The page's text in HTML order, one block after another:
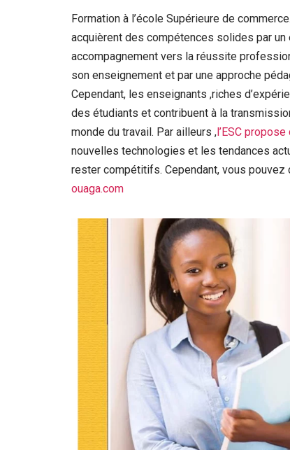
Formation à l’école Supérieure de
acquièrent des compétences solides par
accompagnement vers la réussite
son enseignement et par une approche
Cependant, les enseignants ,riches
des étudiants et contribuent à la
monde du travail. Par ailleurs ,l’ESC
nouvelles technologies et les tendances
rester compétitifs. Cependant, vous
ouaga.com